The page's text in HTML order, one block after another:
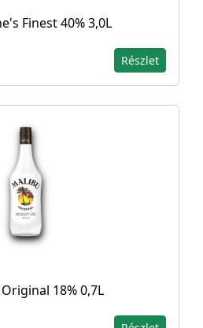
Finest 40% 3,0L
Részlet
18% 0,7L